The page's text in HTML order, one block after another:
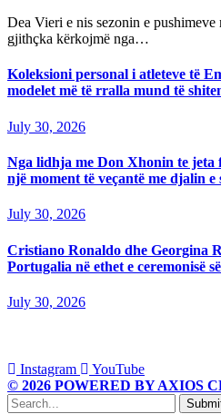
Dea Vieri e nis sezonin e
gjithçka kërkojmë nga…
Koleksioni personal i atleteve të
modelet më të rralla mund të
July 30, 2026
Nga lidhja me Don Xhonin te
një moment të veçantë me djalin e
July 30, 2026
Cristiano Ronaldo dhe Georgina
Portugalia në ethet e ceremonisë
July 30, 2026
Instagram
YouTube
© 2026 POWERED BY AXIOS